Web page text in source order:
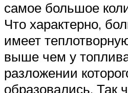
самое большое
Что характерно,
имеет
выше чем у
разложении
образовались. Так